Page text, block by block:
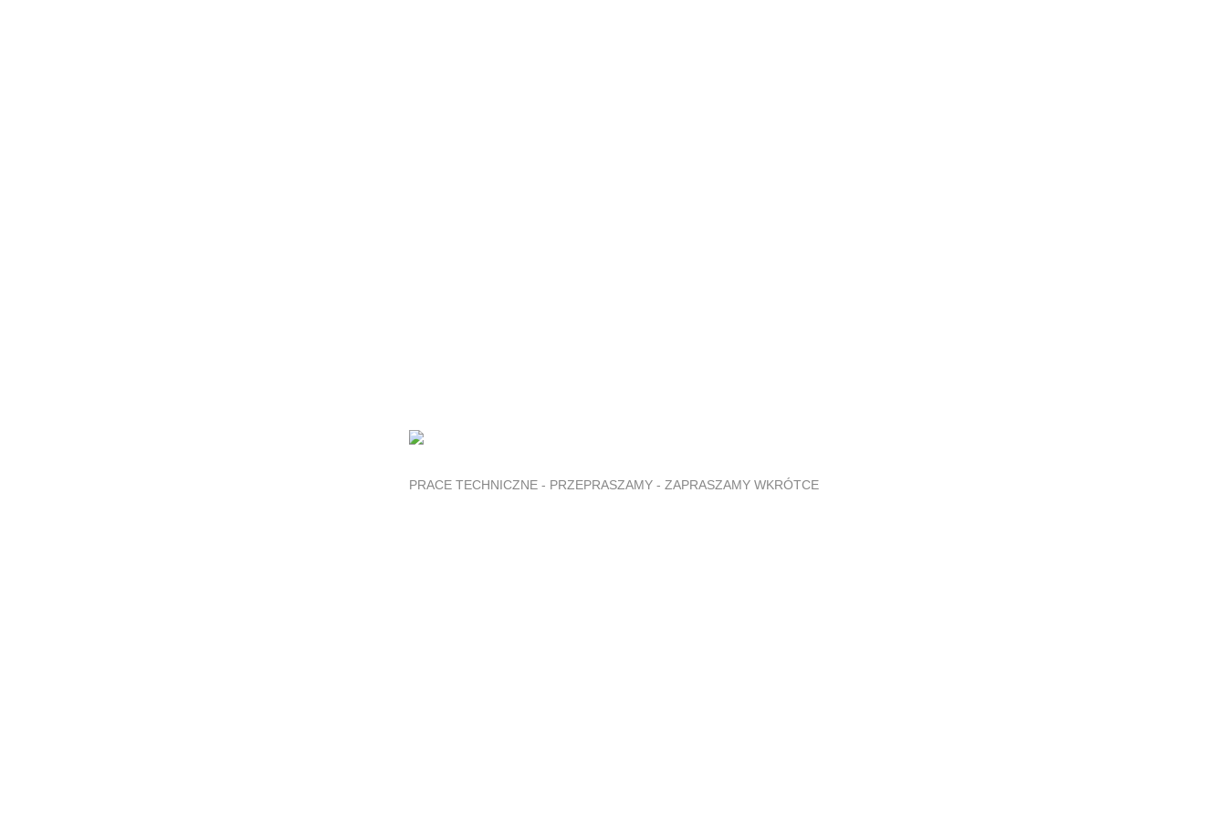
PRACE TECHNICZNE - PRZEPRASZAMY - ZAPRASZAMY WKRÓTCE